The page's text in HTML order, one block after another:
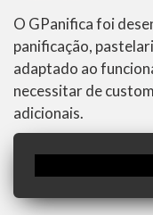
O GPanifica foi
panificação,
adaptado ao
necessitar de
adicionais.